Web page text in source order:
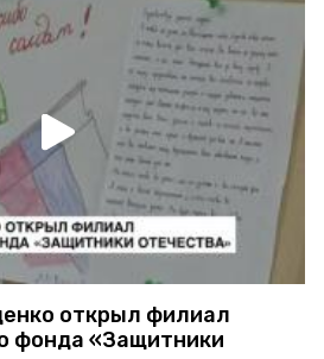
открыл филиал
фонда «Защитники